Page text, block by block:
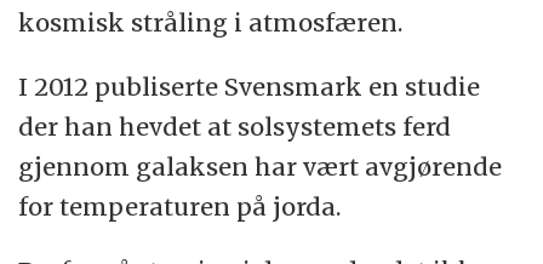
kosmisk stråling i atmosfæren.
I 2012 publiserte Svensmark en studie
der han hevdet at solsystemets ferd
gjennom galaksen har vært avgjørende
for temperaturen på jorda.